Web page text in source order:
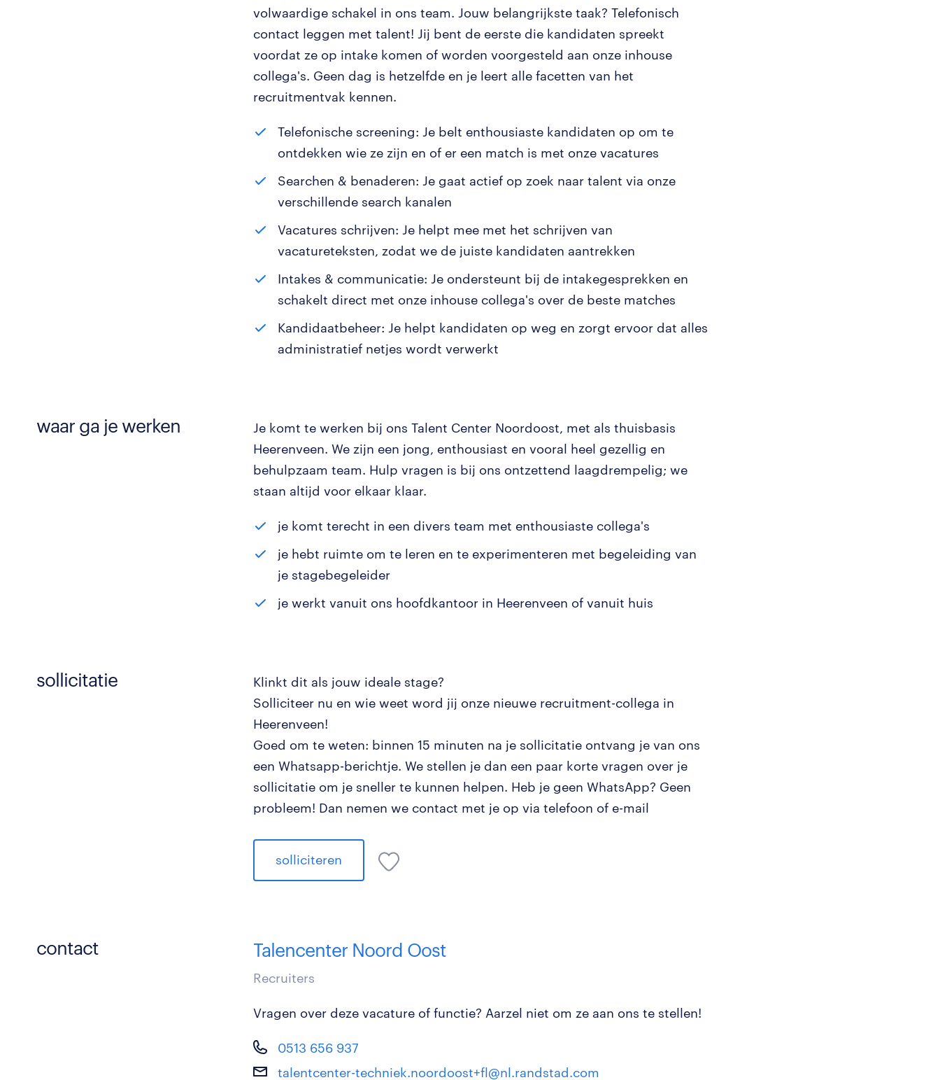
volwaardige schakel in ons team. Jouw belangrijkste taak? Telefonisch
contact leggen met talent! Jij bent de eerste die kandidaten spreekt
voordat ze op intake komen of worden voorgesteld aan onze inhouse
collega's. Geen dag is hetzelfde en je leert alle facetten van het
recruitmentvak kennen.
Telefonische screening: Je belt enthousiaste kandidaten op om te
ontdekken wie ze zijn en of er een match is met onze vacatures
Searchen & benaderen: Je gaat actief op zoek naar talent via onze
verschillende search kanalen
Vacatures schrijven: Je helpt mee met het schrijven van
vacatureteksten, zodat we de juiste kandidaten aantrekken
Intakes & communicatie: Je ondersteunt bij de intakegesprekken en
schakelt direct met onze inhouse collega's over de beste matches
Kandidaatbeheer: Je helpt kandidaten op weg en zorgt ervoor dat alles
administratief netjes wordt verwerkt
waar ga je werken
Je komt te werken bij ons Talent Center Noordoost, met als thuisbasis
Heerenveen. We zijn een jong, enthousiast en vooral heel gezellig en
behulpzaam team. Hulp vragen is bij ons ontzettend laagdrempelig; we
staan altijd voor elkaar klaar.
je komt terecht in een divers team met enthousiaste collega's
je hebt ruimte om te leren en te experimenteren met begeleiding van
je stagebegeleider
je werkt vanuit ons hoofdkantoor in Heerenveen of vanuit huis
sollicitatie
Klinkt dit als jouw ideale stage?
Solliciteer nu en wie weet word jij onze nieuwe recruitment-collega in
Heerenveen!
Goed om te weten: binnen 15 minuten na je sollicitatie ontvang je van ons
een Whatsapp-berichtje. We stellen je dan een paar korte vragen over je
sollicitatie om je sneller te kunnen helpen. Heb je geen WhatsApp? Geen
probleem! Dan nemen we contact met je op via telefoon of e-mail
solliciteren
contact Talencenter Noord Oost
Recruiters
Vragen over deze vacature of functie? Aarzel niet om ze aan ons te stellen!
0513 656 937
talentcenter-techniek.noordoost+fl@nl.randstad.com